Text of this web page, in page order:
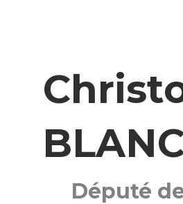
Député